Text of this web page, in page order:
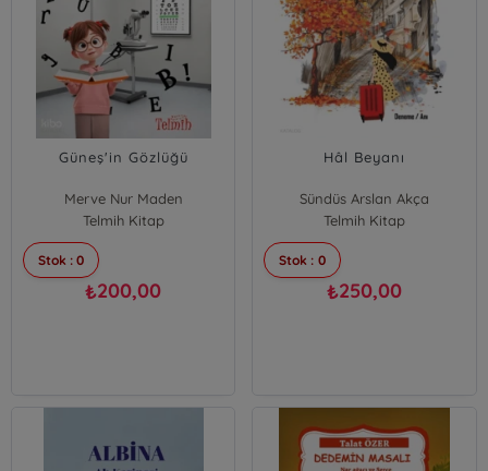
Güneş'in Gözlüğü
Merve Nur Maden
Telmih Kitap
Stok : 0
₺200,00
Hâl Beyanı
Sündüs Arslan Akça
Telmih Kitap
Stok : 0
₺250,00